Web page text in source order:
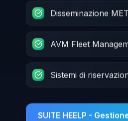
Disseminazione
AVM Fleet
Sistemi di
SUITE HEELP -